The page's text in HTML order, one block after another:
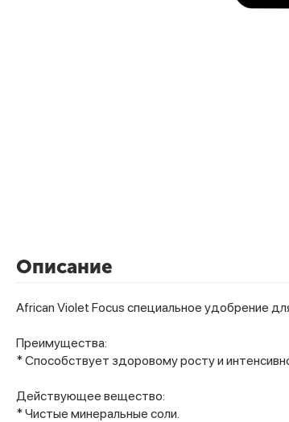
Описание
African Violet Focus специальное удобрение
Преимущества:
* Способствует здоровому росту и
Действующее вещество:
* Чистые минеральные соли.